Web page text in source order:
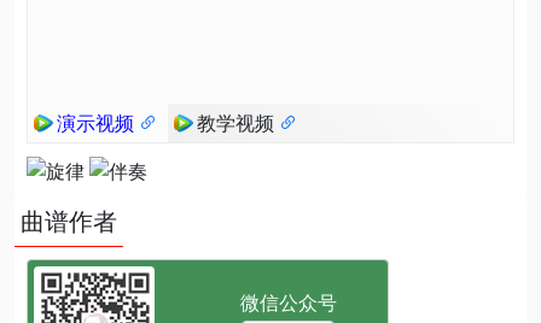
演示视频 教学视频
曲谱作者